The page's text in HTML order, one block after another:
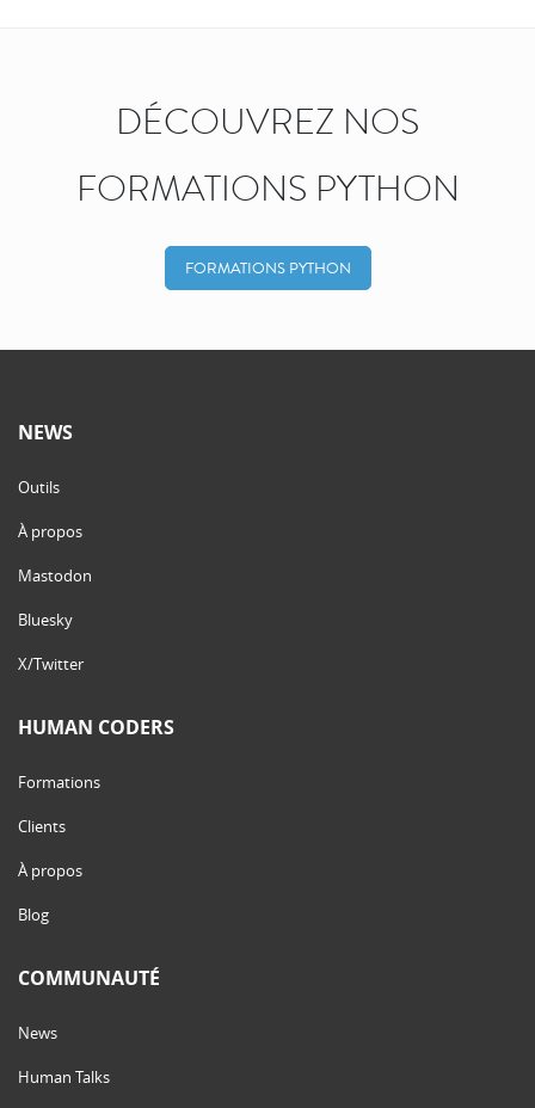
DÉCOUVREZ NOS
FORMATIONS PYTHON
FORMATIONS PYTHON
NEWS
Outils
À propos
Mastodon
Bluesky
X/Twitter
HUMAN CODERS
Formations
Clients
À propos
Blog
COMMUNAUTÉ
News
Human Talks